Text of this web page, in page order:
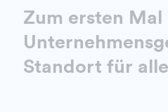
Zum ersten Mal
Standort für alle